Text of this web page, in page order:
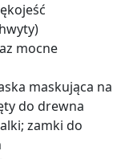
mocne
maskująca na
do drewna
zamki do